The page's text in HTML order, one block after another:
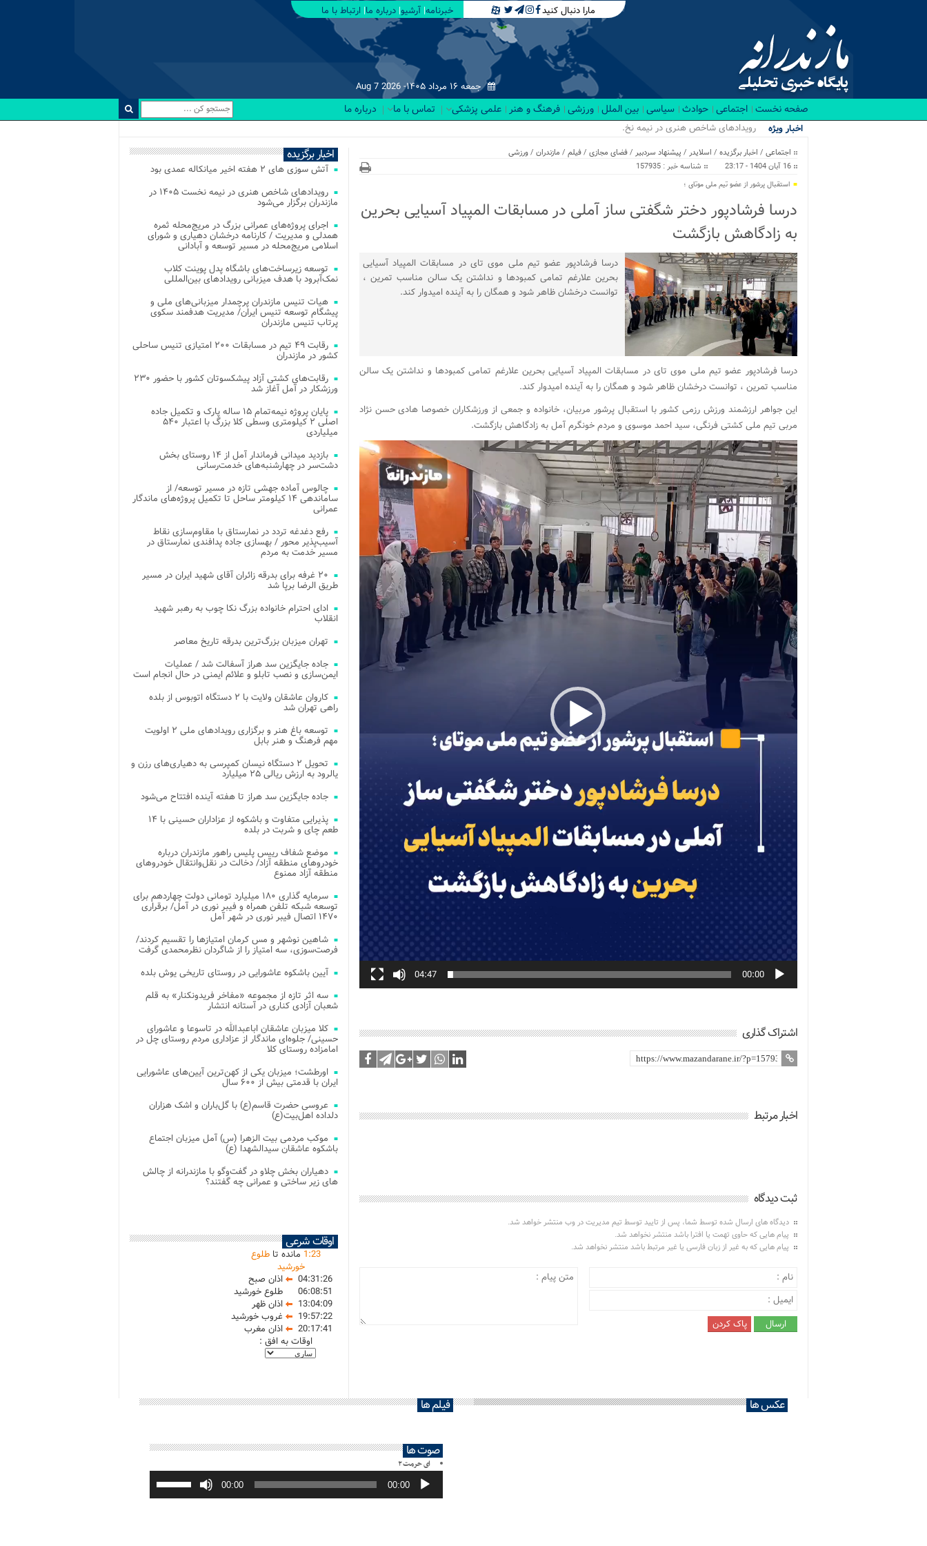
مارا دنبال کنید خبرنامه آرشیو درباره ما ارتباط با ما
جمعه ۱۶ مرداد ۱۴۰۵- Aug 7 2026
صفحه نخست اجتماعی حوادث سیاسی بین الملل ورزشی فرهنگ و هنر علمی پزشکی تماس با ما درباره ما
اخبار ویژه رویدادهای شاخص هنری در نیمه نخست ۱۴۰۵ در _
اجتماعی / اخبار برگزیده / اسلایدر / پیشنهاد سردبیر /فضای مجازی /فیلم / مازندران /ورزشی
16 آبان 1404 - 23:17
شناسه خبر : 157935
استقبال پرشور از عضو تیم ملی موتای ؛
درسا فرشادپور دختر شگفتی ساز آملی در مسابقات المپیاد آسیایی بحرین
به زادگاهش بازگشت
درسا فرشادپور عضو تیم ملی موی تای در مسابقات المپیاد آسیایی
بحرین علارغم تمامی کمبودها و نداشتن یک سالن مناسب تمرین ،
توانست درخشان ظاهر شود و همگان را به آینده امیدوار کند.
درسا فرشادپور عضو تیم ملی موی تای در مسابقات المپیاد آسیایی بحرین علارغم تمامی کمبودها و نداشتن یک سالن
مناسب تمرین ، توانست درخشان ظاهر شود و همگان را به آینده امیدوار کند.
این جواهر ارزشمند ورزش رزمی کشور با استقبال پرشور مربیان، خانواده و جمعی از ورزشکاران خصوصا هادی حسن نژاد
مربی تیم ملی کشتی فرنگی، سید احمد موسوی و مردم خونگرم آمل به زادگاهش بازگشت.
نمایشگر
ویدیو
00:00
04:47
اشتراک گذاری
اخبار مرتبط
ثبت دیدگاه
دیدگاه های ارسال شده توسط شما، پس از تایید توسط تیم مدیریت در وب منتشر خواهد شد.
پیام هایی که حاوی تهمت یا افترا باشد منتشر نخواهد شد.
پیام هایی که به غیر از زبان فارسی یا غیر مرتبط باشد منتشر نخواهد شد.
اخبار برگزیده
آتش‌ سوزی‌ های ۲ هفته اخیر میانکاله عمدی بود
رویدادهای شاخص هنری در نیمه نخست ۱۴۰۵ در
مازندران برگزار می‌شود
اجرای پروژه‌های عمرانی بزرگ در مریج‌محله ثمره
همدلی و مدیریت / کارنامه درخشان دهیاری و شورای
اسلامی مریج‌محله در مسیر توسعه و آبادانی
توسعه زیرساخت‌های باشگاه پدل پوینت کلاب
نمک‌آبرود با هدف میزبانی رویدادهای بین‌المللی
هیات تنیس مازندران پرچمدار میزبانی‌های ملی و
پیشگام توسعه تنیس ایران/ مدیریت هدفمند سکوی
پرتاب تنیس مازندران
رقابت ۴۹ تیم در مسابقات ۲۰۰ امتیازی تنیس ساحلی
کشور در مازندران
رقابت‌های کشتی آزاد پیشکسوتان کشور با حضور ۲۳۰
ورزشکار در آمل آغاز شد
پایان پروژه نیمه‌تمام ۱۵ ساله پارک و تکمیل جاده
اصلی ۲ کیلومتری وسطی کلا بزرگ با اعتبار ۵۴۰
میلیاردی
بازدید میدانی فرماندار آمل از ۱۴ روستای بخش
دشت‌سر در چهارشنبه‌های خدمت‌رسانی
چالوس آماده جهشی تازه در مسیر توسعه/ از
ساماندهی ۱۴ کیلومتر ساحل تا تکمیل پروژه‌های ماندگار
عمرانی
رفع دغدغه تردد در نمارستاق با مقاوم‌سازی نقاط
آسیب‌پذیر محور / بهسازی جاده پدافندی نمارستاق در
مسیر خدمت به مردم
۲۰ غرفه برای بدرقه زائران آقای شهید ایران در مسیر
طریق الرضا برپا شد
ادای احترام خانواده بزرگ نکا چوب به رهبر شهید
انقلاب
تهران میزبان بزرگ‌ترین بدرقه تاریخ معاصر
جاده جایگزین سد هراز آسفالت شد / عملیات
ایمن‌سازی و نصب تابلو و علائم ایمنی در حال انجام است
کاروان عاشقان ولایت با ۲ دستگاه اتوبوس از بلده
راهی تهران شد
توسعه باغ هنر و برگزاری رویدادهای ملی ۲ اولویت
مهم فرهنگ و هنر بابل
تحویل ۲ دستگاه نیسان کمپرسی به دهیاری‌های رزن و
یالرود به ارزش ریالی ۲۵ میلیارد
جاده جایگزین سد هراز تا هفته آینده افتتاح می‌شود
پذیرایی متفاوت و باشکوه از عزاداران حسینی با ۱۴
طعم چای و شربت در بلده
موضع شفاف رییس پلیس راهور مازندران درباره
خودروهای منطقه آزاد/ دخالت در نقل‌وانتقال خودروهای
منطقه آزاد ممنوع
سرمایه گذاری ۱۸۰ میلیارد تومانی دولت چهاردهم برای
توسعه شبکه تلفن همراه و فیبر نوری در آمل/ برقراری
۱۴۷۰ اتصال فیبر نوری در شهر آمل
شاهین نوشهر و مس کرمان امتیازها را تقسیم کردند/
فرصت‌سوزی، سه امتیاز را از شاگردان نظرمحمدی گرفت
آیین باشکوه عاشورایی در روستای تاریخی یوش بلده
سه اثر تازه از مجموعه «مفاخر فریدونکنار» به قلم
شعبان آزادی کناری در آستانه انتشار
کلا میزبان عاشقان اباعبدالله در تاسوعا و عاشورای
حسینی/ جلوه‌ای ماندگار از عزاداری مردم روستای چل در
امامزاده روستای کلا
اورطشت؛ میزبان یکی از کهن‌ترین آیین‌های عاشورایی
ایران با قدمتی بیش از ۶۰۰ سال
عروسی حضرت قاسم(ع) با گل‌باران و اشک هزاران
دلداده اهل‌بیت(ع)
موکب مردمی بیت‌ الزهرا (س) آمل میزبان اجتماع
باشکوه عاشقان سیدالشهدا (ع)
دهیاران بخش چلاو در گفت‌وگو با مازندرانه از چالش
های زیر ساختی و عمرانی چه گفتند؟
اوقات شرعی
1:23 مانده تاطلوع
خورشید
04:31:26
اذان صبح
06:08:51
طلوع خورشید
13:04:09
اذان ظهر
19:57:22
غروب خورشید
20:17:41
اذان مغرب
اوقات به افق :
عکس ها فیلم ها
صوت ها
ای حرمت ۲
پخش‌کننده
صوت 00:00
00:00
برای
افزایش
یا
صدا